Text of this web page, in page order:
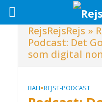
RejsRejsRejs »
Podcast: Det
som digital
BALI•REJSE-PODCAST